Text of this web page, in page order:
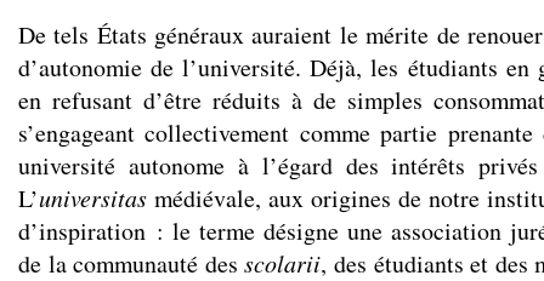
De tels États généraux auraient le mérite de
d’autonomie de l’université. Déjà, les étudiants
en refusant d’être réduits à de simples
s’engageant collectivement comme partie
université autonome à l’égard des intérêts
L’universitas médiévale, aux origines de notre
d’inspiration : le terme désigne une association
de la communauté desscolarii, des étudiants et des